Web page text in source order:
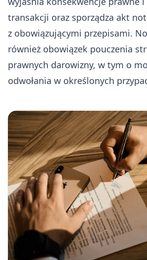
transakcji oraz sporządza akt
z obowiązującymi przepisami.
również obowiązek pouczenia
prawnych darowizny, w tym o
odwołania w określonych